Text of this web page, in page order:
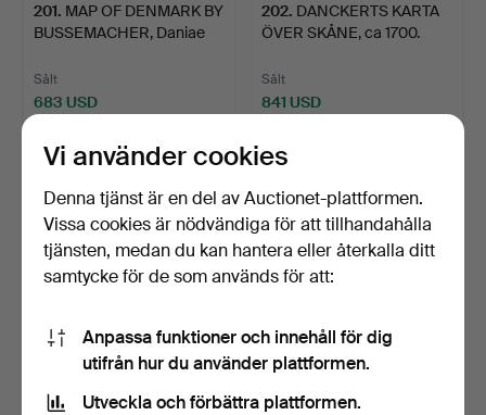
201. MAP OF DENMARK BY
BUSSEMACHER, Daniae
Sålt
683 USD
202. DANCKERTS KARTA
ÖVER SKÅNE, ca 1700.
Sålt
841 USD
GASTALDI'S
UNCOMMON MAP OF
204. HERMELINS ATLAS
ÖVER SVERIGE MED 32
Vi använder cookies
Denna tjänst är en del av Auctionet-plattformen.
Vissa cookies är nödvändiga för att tillhandahålla
tjänsten, medan du kan hantera eller återkalla ditt
samtycke för de som används för att:
Anpassa funktioner och innehåll för dig
utifrån hur du använder plattformen.
Utveckla och förbättra plattformen.